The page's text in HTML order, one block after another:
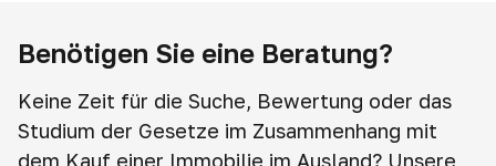
Benötigen Sie eine Beratung?
Keine Zeit für die Suche, Bewertung oder das
Studium der Gesetze im Zusammenhang mit
dem Kauf einer Immobilie im Ausland? Unsere